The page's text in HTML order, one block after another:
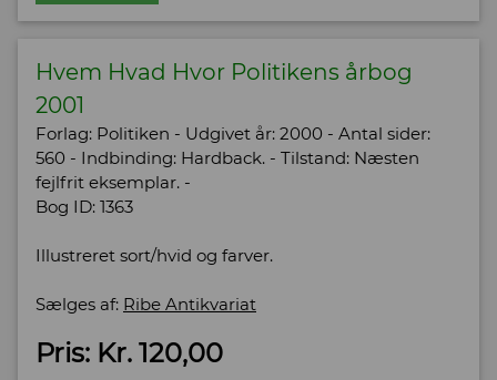
Hvem Hvad Hvor Politikens årbog
2001
Forlag: Politiken - Udgivet år: 2000 - Antal sider:
560 - Indbinding: Hardback. - Tilstand: Næsten
fejlfrit eksemplar. -
Bog ID: 1363
Illustreret sort/hvid og farver.
Sælges af: Ribe Antikvariat
Pris: Kr. 120,00